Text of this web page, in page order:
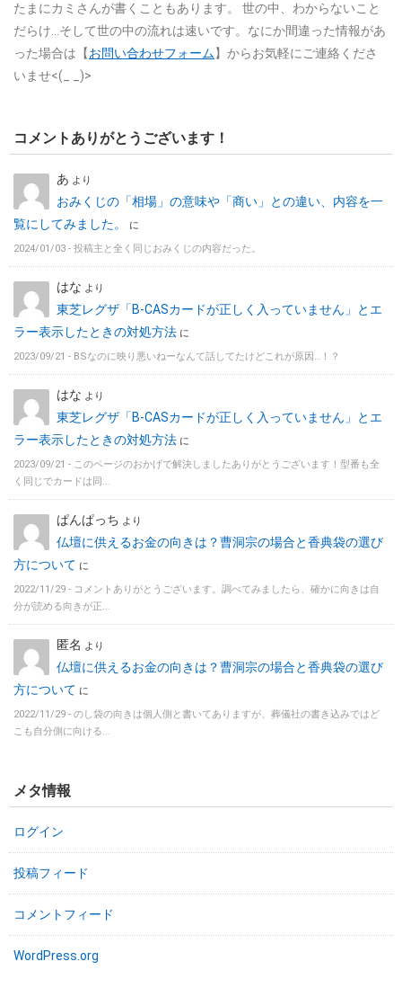
たまにカミさんが書くこともあります。
世の中、わからないこと
だらけ…そして世の中の流れは速いです。なにか間違った情報があ
った場合は【お問い合わせフォーム】からお気軽にご連絡くださ
いませ<(_ _)>
コメントありがとうございます！
あ より
おみくじの「相場」の意味や「商い」との違い、内容を一
覧にしてみました。
に
2024/01/03 - 投稿主と全く同じおみくじの内容だった。
はな より
東芝レグザ「B-CASカードが正しく入っていません」とエ
ラー表示したときの対処方法 に
2023/09/21 - BSなのに映り悪いねーなんて話してたけどこれが原因…！？
はな より
東芝レグザ「B-CASカードが正しく入っていません」とエ
ラー表示したときの対処方法 に
2023/09/21 - このページのおかげで解決しましたありがとうございます！型番も全
く同じでカードは同...
ぱんぱっち より
仏壇に供えるお金の向きは？曹洞宗の場合と香典袋の選び
方について に
2022/11/29 - コメントありがとうございます。調べてみましたら、確かに向きは自
分が読める向きが正...
匿名 より
仏壇に供えるお金の向きは？曹洞宗の場合と香典袋の選び
方について に
2022/11/29 - のし袋の向きは個人側と書いてありますが、葬儀社の書き込みではど
こも自分側に向ける...
メタ情報
ログイン
投稿フィード
コメントフィード
WordPress.org